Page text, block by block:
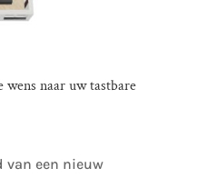
wens naar uw tastbare
van een nieuw